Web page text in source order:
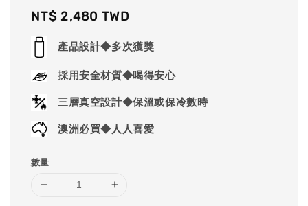
Regular
price
NT$ 2,480 TWD
產品設計◆多次獲獎
採用安全材質◆喝得安心
三層真空設計◆保溫或保冷數時
澳洲必買◆人人喜愛
數量